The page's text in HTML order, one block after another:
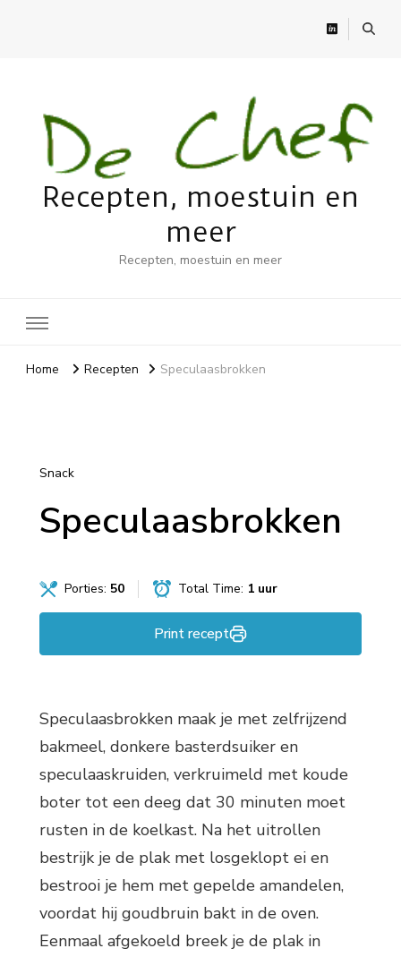
Recepten, moestuin en
meer
Recepten, moestuin en meer
Home Recepten Speculaasbrokken
Snack
Speculaasbrokken
Porties: 50 Total Time: 1 uur
Print recept
Speculaasbrokken maak je met zelfrijzend
bakmeel, donkere basterdsuiker en
speculaaskruiden, verkruimeld met koude
boter tot een deeg dat 30 minuten moet
rusten in de koelkast. Na het uitrollen
bestrijk je de plak met losgeklopt ei en
bestrooi je hem met gepelde amandelen,
voordat hij goudbruin bakt in de oven.
Eenmaal afgekoeld breek je de plak in